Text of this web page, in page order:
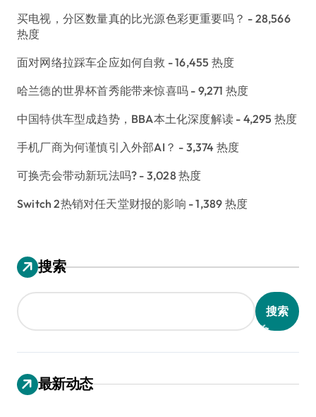
买电视，分区数量真的比光源色彩更重要吗？ - 28,566
热度
面对网络拉踩车企应如何自救 - 16,455 热度
哈兰德的世界杯首秀能带来惊喜吗 - 9,271 热度
中国特供车型成趋势，BBA本土化深度解读 - 4,295 热度
手机厂商为何谨慎引入外部AI？ - 3,374 热度
可换壳会带动新玩法吗? - 3,028 热度
Switch 2热销对任天堂财报的影响 - 1,389 热度
搜索
搜索
最新动态